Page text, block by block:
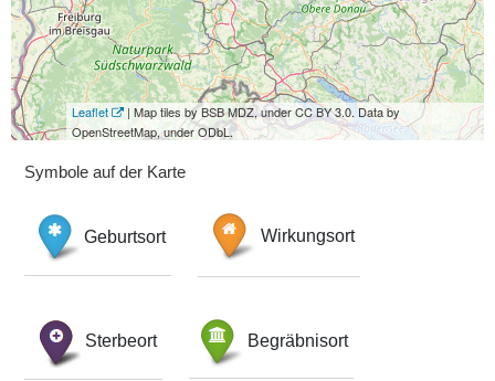
Leaflet
| Map tiles by BSB MDZ, under CC BY 3.0. Data by
OpenStreetMap, under ODbL.
Symbole auf der Karte
Geburtsort Wirkungsort
Sterbeort Begräbnisort